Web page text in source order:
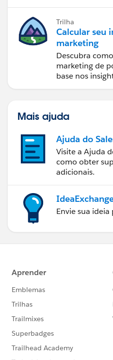
Trilha
Calcular seu
marketing
Descubra
marketing de
base nos
Mais ajuda
Ajuda do
Visite a Ajuda
como obter
adicionais.
Envie sua